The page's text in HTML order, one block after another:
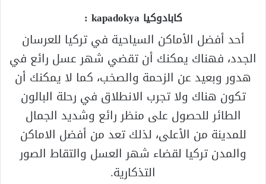
كابادوكيا kapadokya :
أحد أفضل الأماكن السياحية في تركيا للعرسان
الجدد، فهناك يمكنك أن تقضي شهر عسل رائع في
هدور وبعيد عن الزحمة والصخب، كما لا يمكنك أن
تكون هناك ولا تجرب الانطلاق في رحلة البالون
الطائر للحصول على منظر رائع وشديد الجمال
للمدينة من الأعلى، لذلك تعد من أفضل الاماكن
والمدن تركيا لقضاء شهر العسل والتقاط الصور
التذكارية.